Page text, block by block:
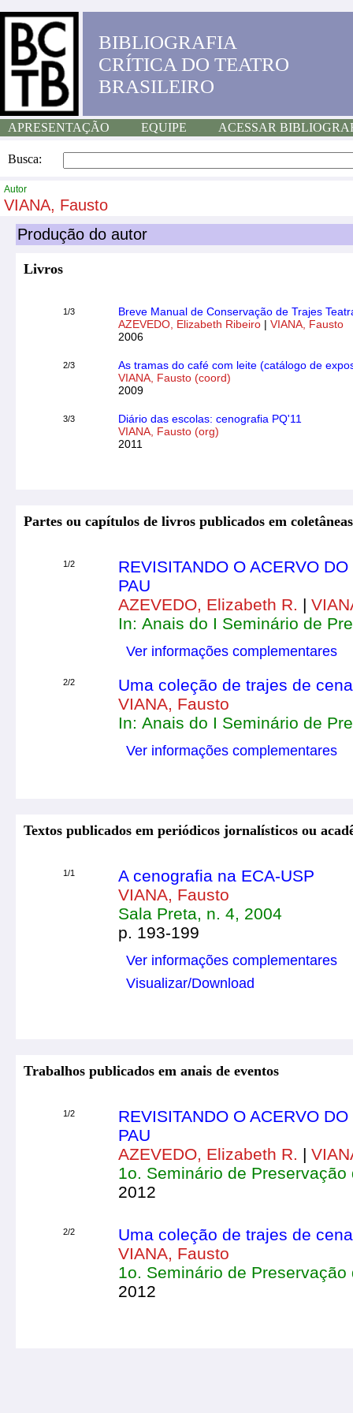
BIBLIOGRAFIA
CRÍTICA DO TEATRO
BRASILEIRO
APRESENTAÇÃO EQUIPE ACESSAR
Busca:
Autor
VIANA, Fausto
Produção do autor
Livros
1/3
Breve Manual de Conservação de Trajes
AZEVEDO, Elizabeth Ribeiro | VIANA, Fausto
2006
2/3
As tramas do café com leite (catálogo de
VIANA, Fausto (coord)
2009
3/3
Diário das escolas: cenografia PQ'11
VIANA, Fausto (org)
2011
Partes ou capítulos de livros publicados em
1/2
REVISITANDO O ACERVO
PAU
AZEVEDO, Elizabeth R. |
In: Anais do I Seminário de
Ver informações complementares
2/2
Uma coleção de trajes de
VIANA, Fausto
In: Anais do I Seminário de
Ver informações complementares
Textos publicados em periódicos jornalísticos ou
1/1
A cenografia na ECA-USP
VIANA, Fausto
Sala Preta, n. 4, 2004
p. 193-199
Ver informações complementares
Visualizar/Download
Trabalhos publicados em anais de eventos
1/2
REVISITANDO O ACERVO
PAU
AZEVEDO, Elizabeth R. |
1o. Seminário de Preservação
2012
2/2
Uma coleção de trajes de
VIANA, Fausto
1o. Seminário de Preservação
2012